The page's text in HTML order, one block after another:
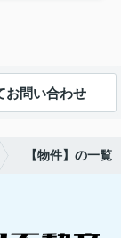
お問い合わせ
【物件】の一覧